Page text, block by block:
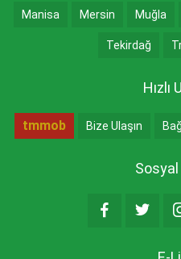
Manisa Mersin Muğla
Tekirdağ
Hızlı
tmmob Bize Ulaşın